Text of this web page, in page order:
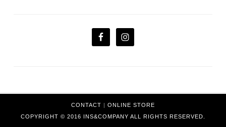
CONTACT | ONLINE STORE
COPYRIGHT © 2016 INS&COMPANY ALL RIGHTS RESERVED.